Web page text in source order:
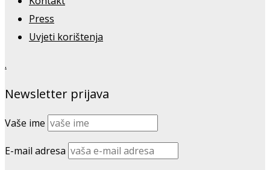
Press
Uvjeti korištenja
.
Newsletter prijava
Vaše ime
E-mail adresa